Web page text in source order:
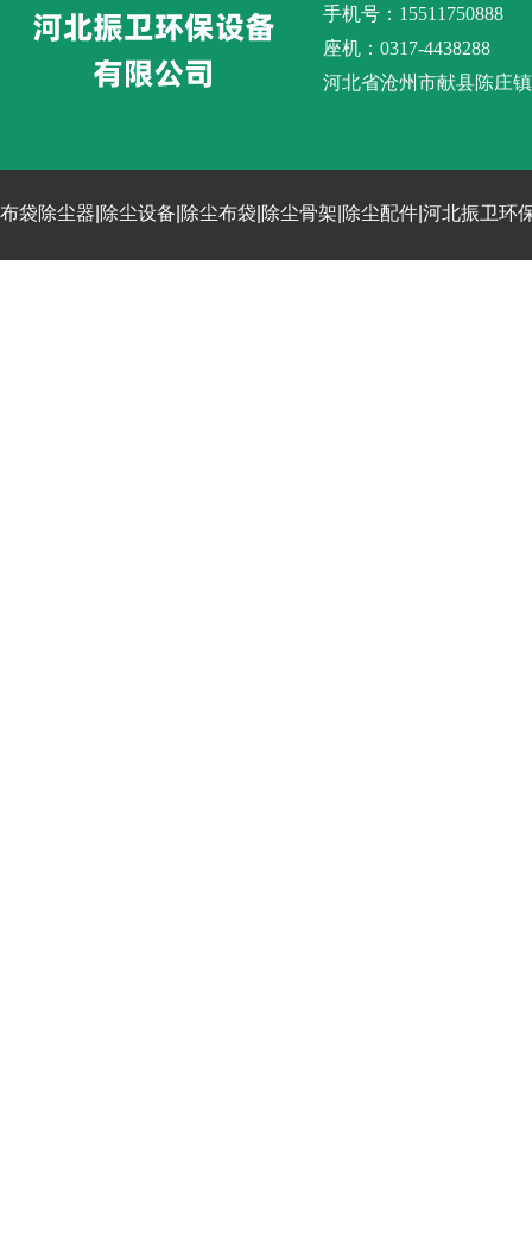
手机号：15511750888
座机：0317-4438288
河北省沧州市献县陈庄
布袋除尘器|除尘设备|除尘布袋|除尘骨架|除尘配件|河北振卫环